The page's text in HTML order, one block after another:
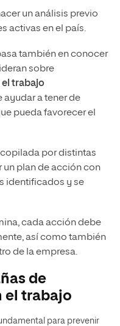
un análisis previo
activas en el país.
también en conocer
sobre
el trabajo
ayudar a tener de
pueda favorecer el
por distintas
un plan de acción con
identificados y se
cada acción debe
así como también
de la empresa.
de
el trabajo
para prevenir